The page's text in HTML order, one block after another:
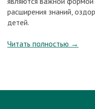
расширения знаний,
детей.
Читать полностью →